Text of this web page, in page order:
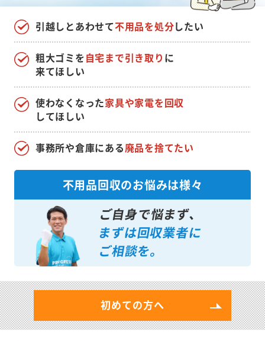
引越しとあわせて不用品を処分したい
使わなくなった家具や家電を回収
してほしい
粗大ゴミを自宅まで引き取り に
来てほしい
事務所や倉庫にある廃品を捨てたい
不用品回収のお悩みは様々
ご自身で悩まず、
まずは回収業者に
ご相談を。
初めての方へ